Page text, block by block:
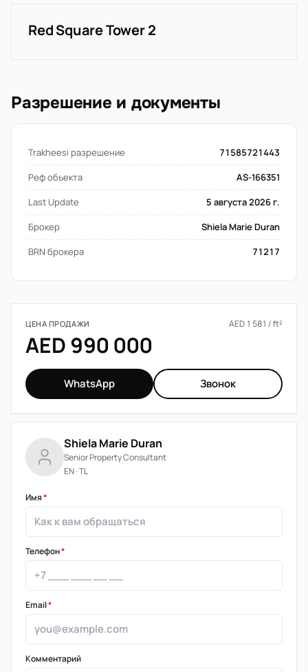
Red Square Tower 2
Разрешение и документы
Trakheesi разрешение
71585721443
Реф объекта
AS-166351
Last Update
5 августа 2026 г.
Брокер
Shiela Marie Duran
BRN брокера
71217
ЦЕНА ПРОДАЖИ AED 1 581 / ft²
AED 990 000
WhatsApp Звонок
Shiela Marie Duran
Senior Property Consultant
EN · TL
Имя*
Телефон*
Email*
Комментарий